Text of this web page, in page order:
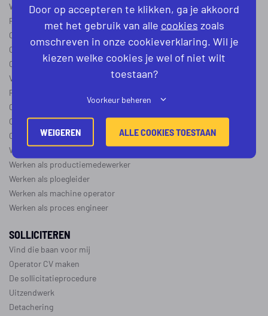
Werken als procesoperator
Procesoperator in de
chemie, voedingsindustrie, farmacie
Operator A
Operator B
Operator C
Verschil operator A, B en C
Procesoperator salaris
Operator opleidingen
–vapro
Over de maakindustrie
Over de procesindustrie
Werken als monteur
Werken als productiemedewerker
Werken als ploegleider
Werken als machine operator
Werken als proces engineer
SOLLICITEREN
Vind die baan voor mij
Operator CV maken
De sollicitatieprocedure
Uitzendwerk
Detachering
Door op accepteren te klikken, ga je akkoord
met het gebruik van alle cookies zoals
omschreven in onze cookieverklaring. Wil je
kiezen welke cookies je wel of niet wilt
toestaan?
Voorkeur beheren
WEIGEREN ALLE COOKIES TOESTAAN